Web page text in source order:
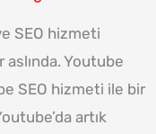
SEO hizmeti
Youtube
SEO hizmeti ile bir
artık